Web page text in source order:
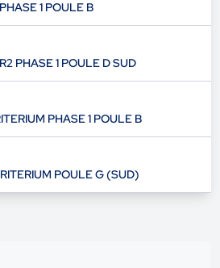
1 POULE B
PHASE 1 POULE D SUD
PHASE 1 POULE B